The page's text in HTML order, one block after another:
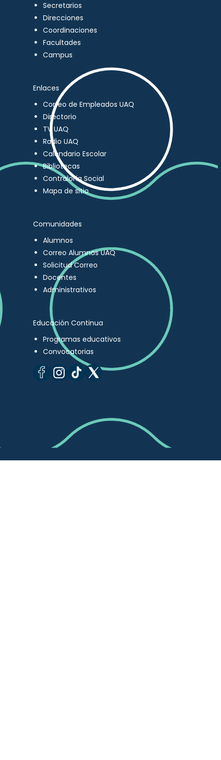
Secretarios
Direcciones
Coordinaciones
Facultades
Campus
Enlaces
Correo de Empleados UAQ
Directorio
TV UAQ
Radio UAQ
Calendario Escolar
Bibliotecas
Contraloría Social
Mapa de sitio
Comunidades
Alumnos
Correo Alumnos UAQ
Solicitud Correo
Docentes
Administrativos
Educación Continua
Programas educativos
Convocatorias